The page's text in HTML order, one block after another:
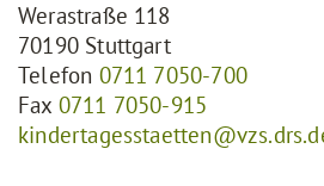
Werastraße 118
70190 Stuttgart
Telefon 0711 7050-700
Fax 0711 7050-915